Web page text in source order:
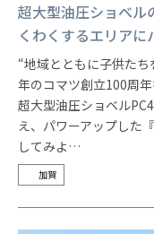
超大型油圧ショベル
くわくするエリアに
“地域とともに子供た
年のコマツ創立100周
超大型油圧ショベル
え、パワーアップした
してみよ…
加賀